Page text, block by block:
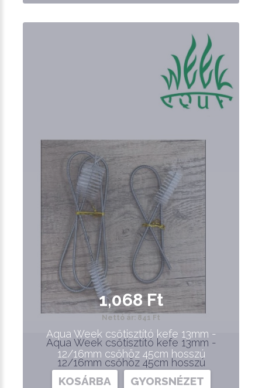
Aqua Week csőtisztító kefe 13mm -
12/16mm csőhöz 45cm hosszú
1,068 Ft
Nettó ár: 841 Ft
Aqua Week csőtisztító kefe 13mm -
12/16mm csőhöz 45cm hosszú
KOSÁRBA GYORSNÉZET